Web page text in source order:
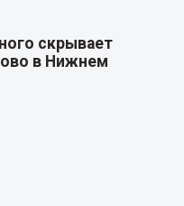
скрывает
в Нижнем